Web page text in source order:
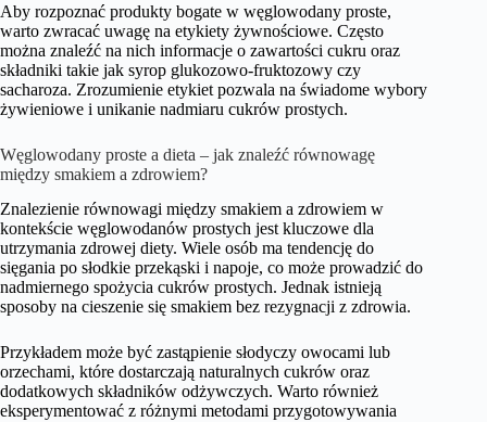
Aby rozpoznać produkty bogate w węglowodany proste,
warto zwracać uwagę na etykiety żywnościowe. Często
można znaleźć na nich informacje o zawartości cukru oraz
składniki takie jak syrop glukozowo-fruktozowy czy
sacharoza. Zrozumienie etykiet pozwala na świadome wybory
żywieniowe i unikanie nadmiaru cukrów prostych.
Węglowodany proste a dieta – jak znaleźć równowagę
między smakiem a zdrowiem?
Znalezienie równowagi między smakiem a zdrowiem w
kontekście węglowodanów prostych jest kluczowe dla
utrzymania zdrowej diety. Wiele osób ma tendencję do
sięgania po słodkie przekąski i napoje, co może prowadzić do
nadmiernego spożycia cukrów prostych. Jednak istnieją
sposoby na cieszenie się smakiem bez rezygnacji z zdrowia.
Przykładem może być zastąpienie słodyczy owocami lub
orzechami, które dostarczają naturalnych cukrów oraz
dodatkowych składników odżywczych. Warto również
eksperymentować z różnymi metodami przygotowywania